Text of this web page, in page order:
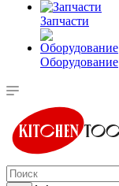
Запчасти
Оборудование